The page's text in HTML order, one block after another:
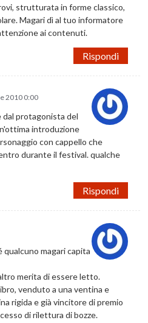
strutturata in forme classico,
Magari dì al tuo informatore
ai contenuti.
Rispondi
2010 0:00
protagonista del
introduzione
con cappello che
durante il festival. qualche
Rispondi
magari capita
merita di essere letto.
venduto a una ventina e
rigida e già vincitore di premio
di rilettura di bozze.